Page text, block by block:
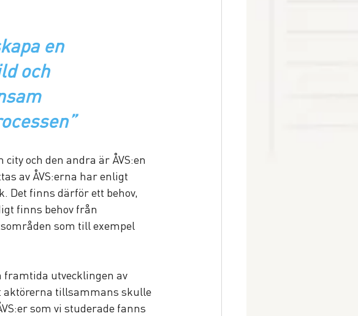
en
och
och den andra är ÅVS:en
av ÅVS:erna har enligt
Det finns därför ett behov,
finns behov från
som till exempel
framtida utvecklingen av
aktörerna tillsammans skulle
som vi studerade fanns